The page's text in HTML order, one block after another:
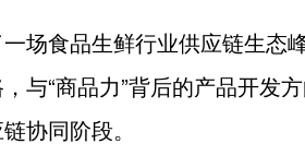
场食品生鲜行业供应链生态
与“商品力”背后的产品开发
协同阶段。